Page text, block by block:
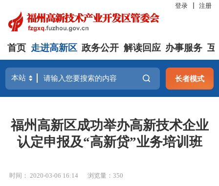
登录 注册
首页 走进高新区 政务公开 解读回应 办事服务 互
长者模式
福州高新区成功举办高新技术企业
认定申报及“高新贷”业务培训班
时间： 2020-03-06 16:14 浏览量：350